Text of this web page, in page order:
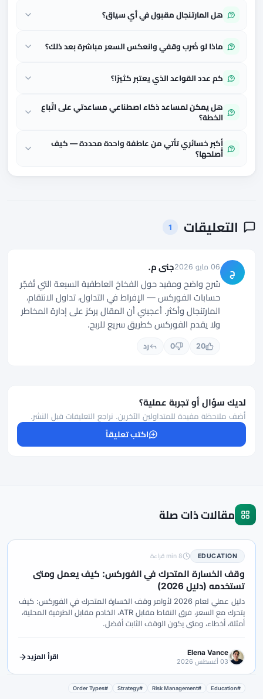
هل المارتنجال مقبول في أي سياق؟
ماذا لو ضُرب وقفي وانعكس السعر مباشرة بعد ذلك؟
كم عدد القواعد الذي يعتبر كثيرًا؟
هل يمكن لمساعد ذكاء اصطناعي مساعدتي على اتّباع
الخطة؟
أكبر خسائري تأتي من عاطفة واحدة محددة — كيف
أُصلحها؟
التعليقات 1
ج جنى م. 06 مايو 2026
شرح واضح ومفيد حول الفخاخ العاطفية السبعة التي تُفجّر
حسابات الفوركس — الإفراط في التداول، تداول الانتقام،
المارتنجال وأكثر. أعجبني أن المقال يركز على إدارة المخاطر
ولا يقدم الفوركس كطريق سريع للربح.
20
0 رد
لديك سؤال أو تجربة عملية؟
أضف ملاحظة مفيدة للمتداولين الآخرين. نراجع التعليقات قبل النشر.
اكتب تعليقاً
مقالات ذات صلة
EDUCATION 8 min قراءة
وقف الخسارة المتحرك في الفوركس: كيف يعمل ومتى
تستخدمه (دليل 2026)
دليل عملي لعام 2026 لأوامر وقف الخسارة المتحرك في الفوركس: كيف
يتحرك مع السعر، فرق النقاط مقابل ATR، الخادم مقابل الطرفية المحلية،
أمثلة، أخطاء، ومتى يكون الوقف الثابت أفضل.
Elena Vance
03 أغسطس 2026
اقرأ المزيد
#Education
#Risk Management
#Strategy
#Order Types